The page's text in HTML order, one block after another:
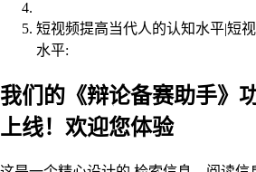
短视频提高当代人的认知水平|短
水平:
我们的《辩论备赛助手》
上线！欢迎您体验